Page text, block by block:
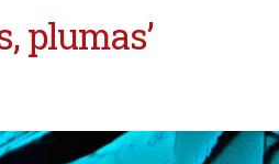
plumas’